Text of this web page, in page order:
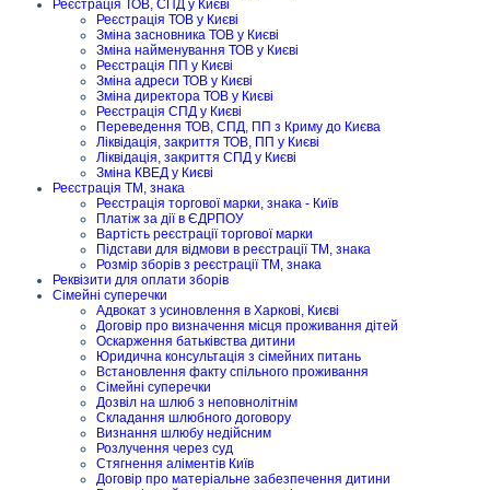
Реєстрація ТОВ, СПД у Києві
Реєстрація ТОВ у Києві
Зміна засновника ТОВ у Києві
Зміна найменування ТОВ у Києві
Реєстрація ПП у Києві
Зміна адреси ТОВ у Києві
Зміна директора ТОВ у Києві
Реєстрація СПД у Києві
Переведення ТОВ, СПД, ПП з Криму до Києва
Ліквідація, закриття ТОВ, ПП у Києві
Ліквідація, закриття СПД у Києві
Зміна КВЕД у Києві
Реєстрація ТМ, знака
Реєстрація торгової марки, знака - Київ
Платіж за дії в ЄДРПОУ
Вартість реєстрації торгової марки
Підстави для відмови в реєстрації ТМ, знака
Розмір зборів з реєстрації ТМ, знака
Реквізити для оплати зборів
Сімейні суперечки
Адвокат з усиновлення в Харкові, Києві
Договір про визначення місця проживання дітей
Оскарження батьківства дитини
Юридична консультація з сімейних питань
Встановлення факту спільного проживання
Сімейні суперечки
Дозвіл на шлюб з неповнолітнім
Складання шлюбного договору
Визнання шлюбу недійсним
Розлучення через суд
Стягнення аліментів Київ
Договір про матеріальне забезпечення дитини